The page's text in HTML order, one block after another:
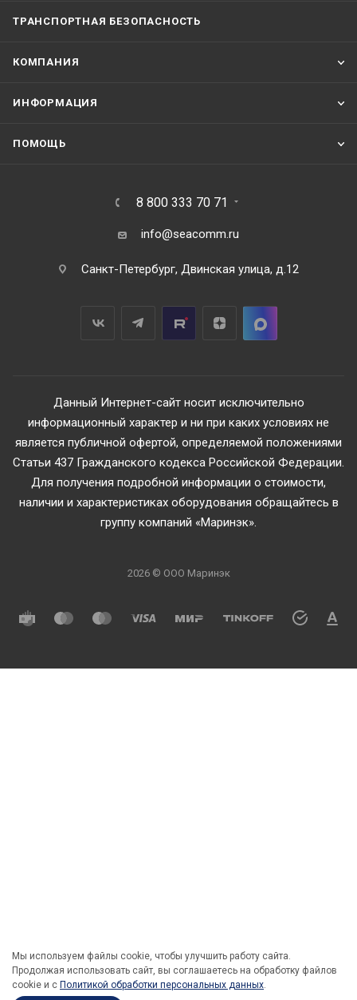
ТРАНСПОРТНАЯ БЕЗОПАСНОСТЬ
КОМПАНИЯ
ИНФОРМАЦИЯ
ПОМОЩЬ
8 800 333 70 71
info@seacomm.ru
Санкт-Петербург, Двинская улица, д.12
Данный Интернет-сайт носит исключительно
информационный характер и ни при каких условиях не
является публичной офертой, определяемой положениями
Статьи 437 Гражданского кодекса Российской Федерации.
Для получения подробной информации о стоимости,
наличии и характеристиках оборудования обращайтесь в
группу компаний «Маринэк».
2026 © ООО Маринэк
Мы используем файлы cookie, чтобы улучшить работу сайта.
Продолжая использовать сайт, вы соглашаетесь на обработку файлов
cookie и c Политикой обработки персональных данных.